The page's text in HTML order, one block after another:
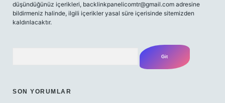
düşündüğünüz içerikleri, backlinkpanelicomtr@gmail.com adresine
bildirmeniz halinde, ilgili içerikler yasal süre içerisinde sitemizden
kaldırılacaktır.
SON YORUMLAR